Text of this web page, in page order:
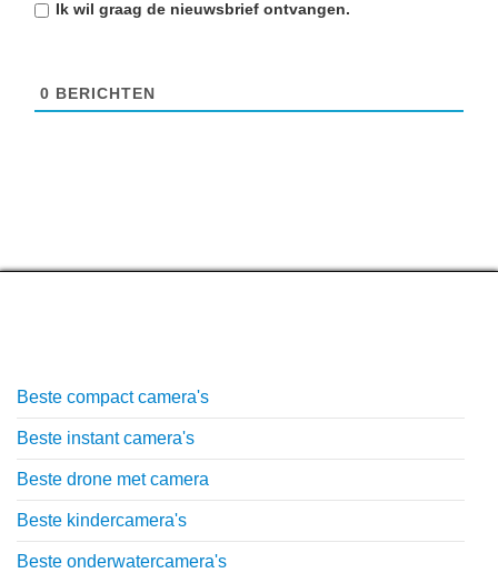
Ik wil graag de nieuwsbrief ontvangen.
0 BERICHTEN
Beste compact camera's
Beste instant camera's
Beste drone met camera
Beste kindercamera's
Beste onderwatercamera's